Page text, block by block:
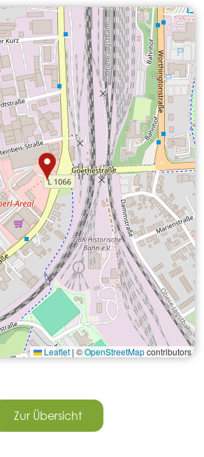
Leaflet | ©OpenStreetMapcontributors
Zur Übersicht